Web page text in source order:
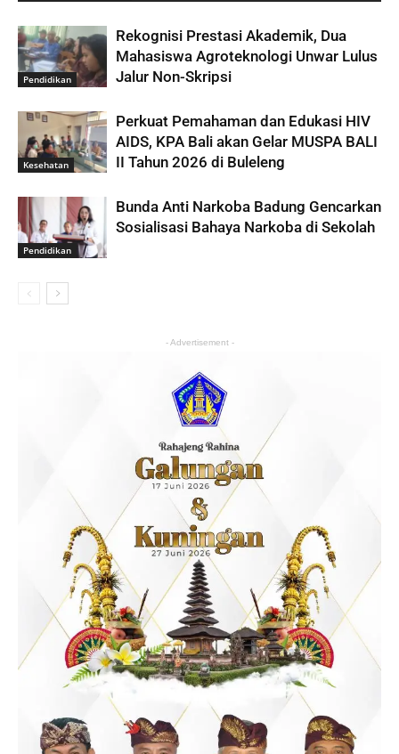
Pendidikan
Rekognisi Prestasi Akademik, Dua
Mahasiswa Agroteknologi Unwar Lulus
Jalur Non-Skripsi
Kesehatan
Perkuat Pemahaman dan Edukasi HIV
AIDS, KPA Bali akan Gelar MUSPA BALI
II Tahun 2026 di Buleleng
Pendidikan
Bunda Anti Narkoba Badung Gencarkan
Sosialisasi Bahaya Narkoba di Sekolah
- Advertisement -